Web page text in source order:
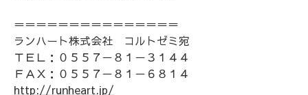
＝＝＝＝＝＝＝＝＝＝＝＝＝＝＝
ランハート株式会社 コルトゼミ宛
ＴＥＬ：０５５７－８１－３１４４
ＦＡＸ：０５５７－８１－６８１４
http://runheart.jp/